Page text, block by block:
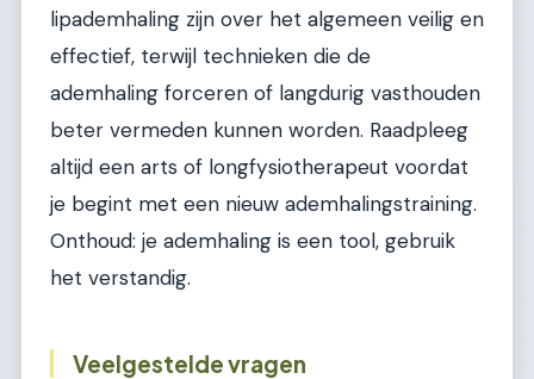
lipademhaling zijn over het algemeen veilig en
effectief, terwijl technieken die de
ademhaling forceren of langdurig vasthouden
beter vermeden kunnen worden. Raadpleeg
altijd een arts of longfysiotherapeut voordat
je begint met een nieuw ademhalingstraining.
Onthoud: je ademhaling is een tool, gebruik
het verstandig.
Veelgestelde vragen